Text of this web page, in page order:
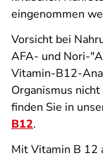
eingenommen
Vorsicht bei
AFA- und Nori-
Vitamin-B12-
Organismus
finden Sie in
B12.
Mit Vitamin B 12